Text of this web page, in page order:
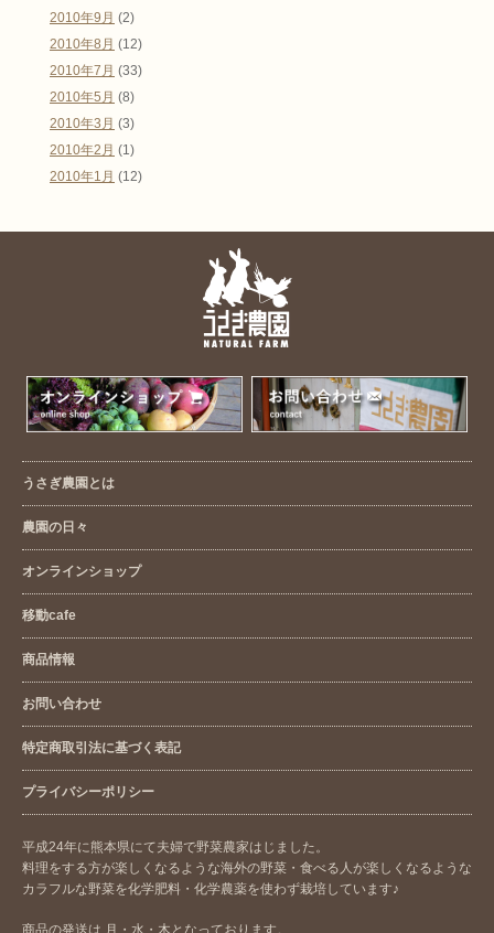
2010年9月 (2)
2010年8月 (12)
2010年7月 (33)
2010年5月 (8)
2010年3月 (3)
2010年2月 (1)
2010年1月 (12)
うさぎ農園とは
農園の日々
オンラインショップ
移動cafe
商品情報
お問い合わせ
特定商取引法に基づく表記
プライバシーポリシー
平成24年に熊本県にて夫婦で野菜農家はじました。
料理をする方が楽しくなるような海外の野菜・食べる人が楽しくなるような
カラフルな野菜を化学肥料・化学農薬を使わず栽培しています♪
商品の発送は 月・水・木となっております。